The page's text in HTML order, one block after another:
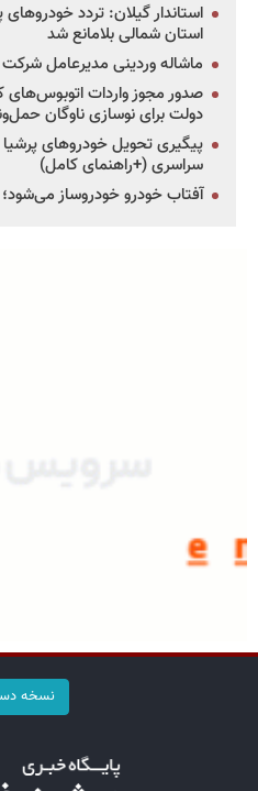
استان شمالی بلامانع شد
ماشاله وردینی مدیرعامل
دولت برای نوسازی ناوگان
پیگیری تحویل خودروهای
سراسری (+راهنمای کامل)
آفتاب خودرو خودروساز می‌شود؛
نسخه